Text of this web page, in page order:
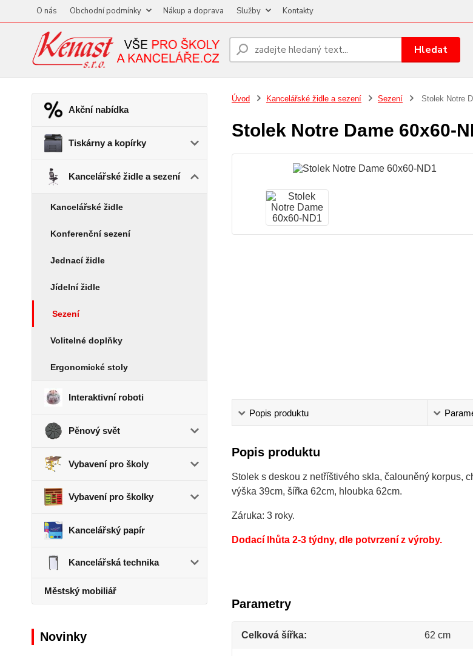
O nás Obchodní podmínky Nákup a doprava Služby Kontakty
Hledat
Akční nabídka
Tiskárny a kopírky
Kancelářské židle a sezení
Kancelářské židle
Konferenční sezení
Jednací židle
Jídelní židle
Sezení
Volitelné doplňky
Ergonomické stoly
Interaktivní roboti
Pěnový svět
Vybavení pro školy
Vybavení pro školky
Kancelářský papír
Kancelářská technika
Městský mobiliář
Novinky
Úvod Kancelářské židle a sezení Sezení Stolek Notre
Stolek Notre Dame 60x60-
Popis produktu
Popis produktu
Stolek s deskou z netříštivého skla, čalouněný korpus,
výška 39cm, šířka 62cm, hloubka 62cm.
Záruka: 3 roky.
Dodací lhůta 2-3 týdny, dle potvrzení z výroby.
Parametry
Celková šířka 62 cm